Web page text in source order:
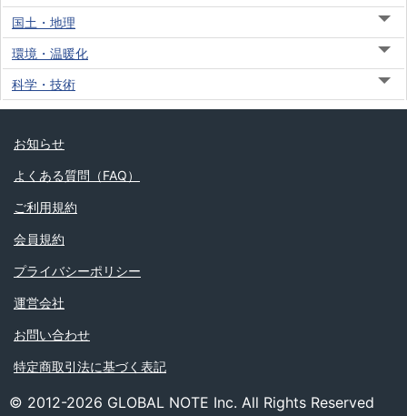
国土・地理
環境・温暖化
科学・技術
お知らせ
よくある質問（FAQ）
ご利用規約
会員規約
プライバシーポリシー
運営会社
お問い合わせ
特定商取引法に基づく表記
© 2012-2026 GLOBAL NOTE Inc. All Rights Reserved